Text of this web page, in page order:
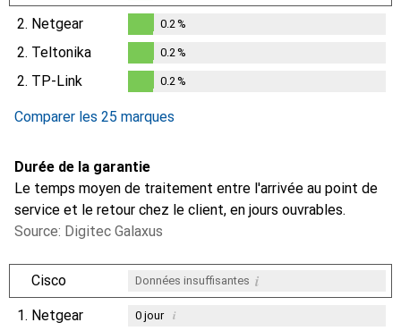
0.2%
2. Netgear
0.2%
0.2 %
2. Teltonika
0.2%
0.2 %
2. TP-Link 0.2 %
Comparer les 25 marques
Durée de la garantie
Le temps moyen de traitement entre l'arrivée au point de
service et le retour chez le client, en jours ouvrables.
Source: Digitec Galaxus
Cisco Données insuffisantes i
1. Netgear 0jour i